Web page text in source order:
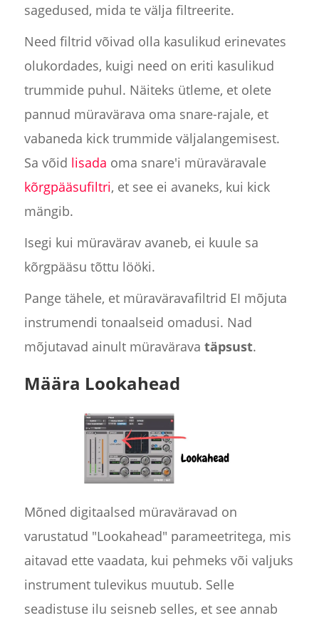
sagedused, mida te välja filtreerite.
Need filtrid võivad olla kasulikud erinevates
olukordades, kuigi need on eriti kasulikud
trummide puhul. Näiteks ütleme, et olete
pannud müravärava oma snare-rajale, et
vabaneda kick trummide väljalangemisest.
Sa võid lisada oma snare'i müraväravale
kõrgpääsufiltri, et see ei avaneks, kui kick
mängib.
Isegi kui müravärav avaneb, ei kuule sa
kõrgpääsu tõttu lööki.
Pange tähele, et müraväravafiltrid EI mõjuta
instrumendi tonaalseid omadusi. Nad
mõjutavad ainult müravärava täpsust.
Määra Lookahead
Mõned digitaalsed müraväravad on
varustatud "Lookahead" parameetritega, mis
aitavad ette vaadata, kui pehmeks või valjuks
instrument tulevikus muutub. Selle
seadistuse ilu seisneb selles, et see annab